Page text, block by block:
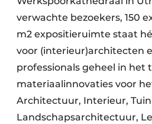
verwachte bezoekers, 150
m2 expositieruimte staat
voor (interieur)architecten
professionals geheel in het
materiaalinnovaties voor
Architectuur, Interieur,
Landschapsarchitectuur,